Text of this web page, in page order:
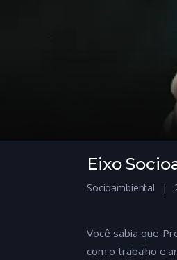
Eixo
Socioambiental
Você sabia que
com o trabalho e